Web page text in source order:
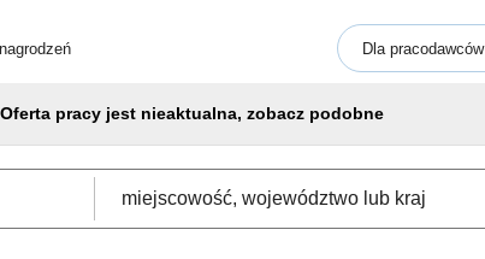
Dla pracodawców
Oferta pracy jest nieaktualna, zobacz podobne